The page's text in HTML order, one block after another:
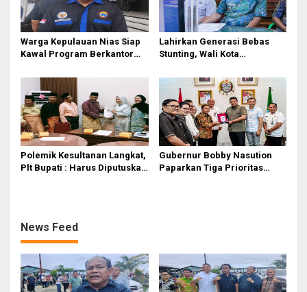
Warga Kepulauan Nias Siap
Kawal Program Berkantor
Lahirkan Generasi Bebas
Stunting, Wali Kota
Optimalisasi SP3 Catin
Polemik Kesultanan Langkat,
Plt Bupati : Harus Diputuskan
Gubernur Bobby Nasution
Paparkan Tiga Prioritas
News Feed